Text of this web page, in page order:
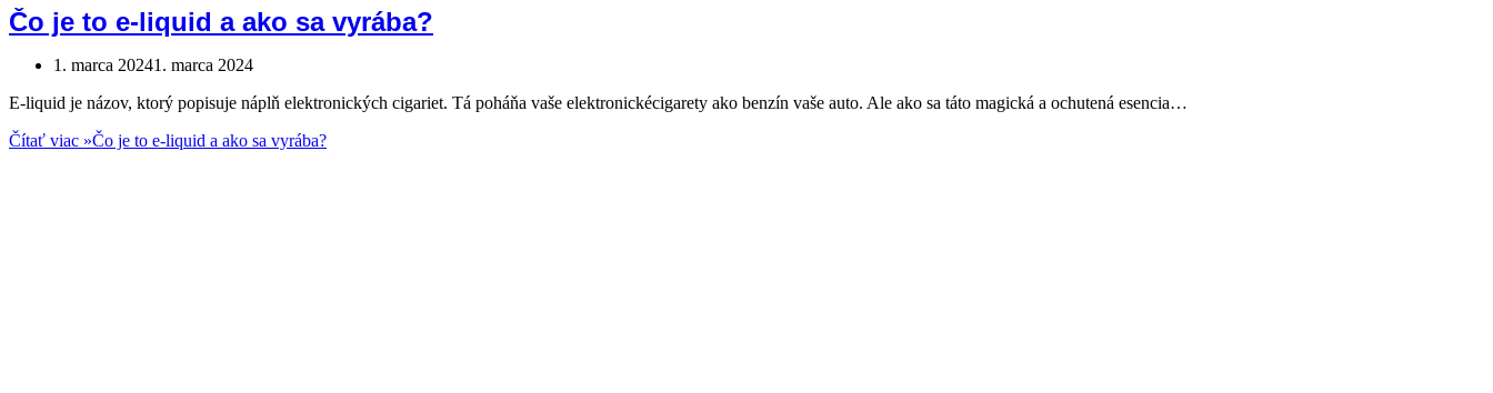
Čo je to e-liquid a ako sa vyrába?
1. marca 20241. marca 2024
E-liquid je názov, ktorý popisuje náplň elektronických cigariet. Tá poháňa vaše elektronickécigarety ako benzín vaše auto. Ale ako sa táto magická a ochutená esencia…
Čítať viac »Čo je to e-liquid a ako sa vyrába?